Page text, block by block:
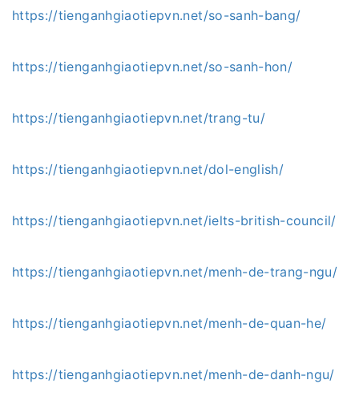
https://tienganhgiaotiepvn.net/so-sanh-bang/
https://tienganhgiaotiepvn.net/so-sanh-hon/
https://tienganhgiaotiepvn.net/trang-tu/
https://tienganhgiaotiepvn.net/dol-english/
https://tienganhgiaotiepvn.net/ielts-british-council/
https://tienganhgiaotiepvn.net/menh-de-trang-ngu/
https://tienganhgiaotiepvn.net/menh-de-quan-he/
https://tienganhgiaotiepvn.net/menh-de-danh-ngu/